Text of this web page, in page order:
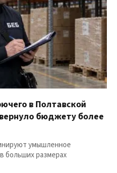
в Полтавской
бюджету более
умышленное
больших размерах